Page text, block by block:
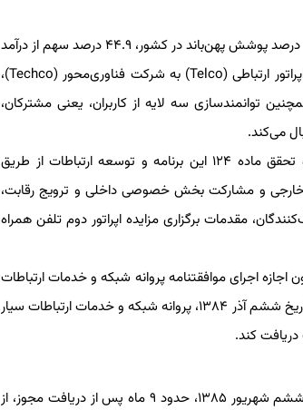
ایرانسل در آغاز ۱۹ سالگی، به عنوان یک نمونه موفق مشارکت سرمایه‌گذاری داخلی و خارجی، با ۹۳ درصد پوشش پهن‌باند در کشور، ۴۴.۹ درصد سهم از درآمد
و ۴۲.۵ درصد سهم بازار تا پایان سال گذشته و ۱۱۶۷ سایت فعال 5G، هدف استراتژیک گذار از اپراتور ارتباطی (Telco) به شرکت فناوری‌محور (Techco)،
توانمندسازی سه لایه از کاربران، یعنی مشترکان،
می‌کند.
در مهر سال ۱۳۸۲، با هدف اجرای برنامه سوم توسعه اقتصادی، اجتماعی و فرهنگی کشور و تحقق ماده ۱۲۴ این برنامه و توسعه ارتباطات از طریق
و مشارکت بخش خصوصی داخلی و ترویج رقابت،
مقدمات برگزاری مزایده اپراتور دوم تلفن همراه
اجرای موافقتنامه پروانه شبکه و خدمات ارتباطات
سیار توسط مجلس شورای اسلامی و شورای نگهبان، شرکت خدمات ارتباطی ایرانسل توانست در تاریخ ششم آذر ۱۳۸۴، پروانه شبکه و خدمات ارتباطات سیار
شرکت ایرانسل در بازه زمانی کوتاهی، توانست مراحل راه‌اندازی و توسعه شبکه را طی کرده و در ششم شهریور ۱۳۸۵، حدود ۹ ماه پس از دریافت مجوز، از